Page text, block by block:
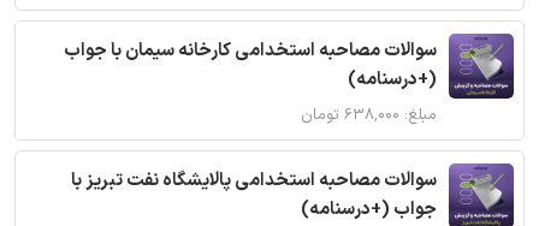
سوالات مصاحبه استخدامی کارخانه سیمان با جواب
(+درسنامه)
مبلغ: ۶۳۸,۰۰۰ تومان
سوالات مصاحبه استخدامی پالایشگاه نفت تبریز با
جواب (+درسنامه)